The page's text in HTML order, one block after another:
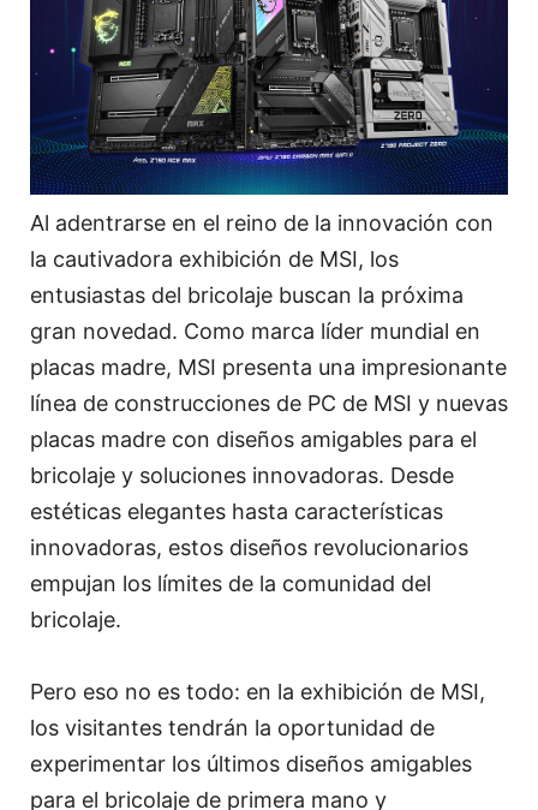
Al adentrarse en el reino de la innovación con
la cautivadora exhibición de MSI, los
entusiastas del bricolaje buscan la próxima
gran novedad. Como marca líder mundial en
placas madre, MSI presenta una impresionante
línea de construcciones de PC de MSI y nuevas
placas madre con diseños amigables para el
bricolaje y soluciones innovadoras. Desde
estéticas elegantes hasta características
innovadoras, estos diseños revolucionarios
empujan los límites de la comunidad del
bricolaje.
Pero eso no es todo: en la exhibición de MSI,
los visitantes tendrán la oportunidad de
experimentar los últimos diseños amigables
para el bricolaje de primera mano y